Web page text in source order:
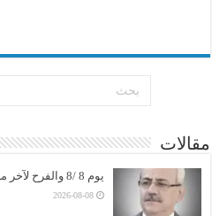
مقالات
يوم 8 /8 والفرح لآخر مرة! فلاح المشعل
2026-08-08